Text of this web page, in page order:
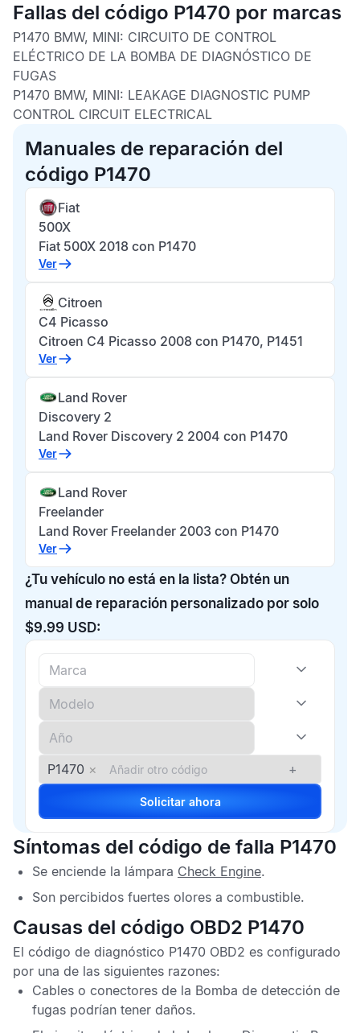
Fallas del código P1470 por marcas
P1470 BMW, MINI: CIRCUITO DE CONTROL
ELÉCTRICO DE LA BOMBA DE DIAGNÓSTICO DE
FUGAS
P1470 BMW, MINI: LEAKAGE DIAGNOSTIC PUMP
CONTROL CIRCUIT ELECTRICAL
Manuales de reparación del
código P1470
Fiat
500X
Fiat 500X 2018 con P1470
Ver
Citroen
C4 Picasso
Citroen C4 Picasso 2008 con P1470, P1451
Ver
Land Rover
Discovery 2
Land Rover Discovery 2 2004 con P1470
Ver
Land Rover
Freelander
Land Rover Freelander 2003 con P1470
Ver
¿Tu vehículo no está en la lista? Obtén un
manual de reparación personalizado por solo
$9.99 USD:
P1470 × +
Solicitar ahora
Síntomas del código de falla P1470
Se enciende la lámpara Check Engine.
Son percibidos fuertes olores a combustible.
Causas del código OBD2 P1470
El código de diagnóstico P1470 OBD2 es configurado
por una de las siguientes razones:
Cables o conectores de la Bomba de detección de
fugas podrían tener daños.